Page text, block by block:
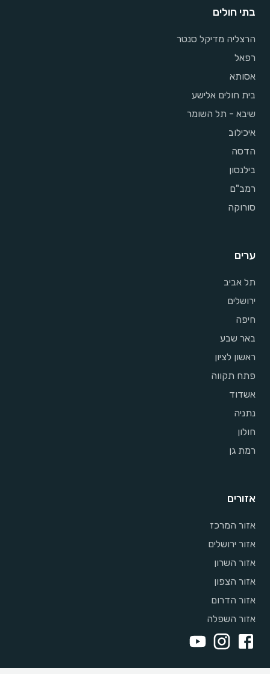
בתי חולים
הרצליה מדיקל סנטר
רפאל
אסותא
בית חולים אלישע
שיבא - תל השומר
איכילוב
הדסה
בילנסון
רמב"ם
סורוקה
ערים
תל אביב
ירושלים
חיפה
באר שבע
ראשון לציון
פתח תקווה
אשדוד
נתניה
חולון
רמת גן
אזורים
אזור המרכז
אזור ירושלים
אזור השרון
אזור הצפון
אזור הדרום
אזור השפלה